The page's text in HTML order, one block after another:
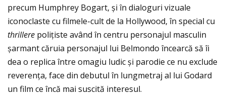
precum Humphrey Bogart, și în dialoguri vizuale
iconoclaste cu filmele-cult de la Hollywood, în special cu
thrillere poliţiste având în centru personajul masculin
șarmant căruia personajul lui Belmondo încearcă să îi
dea o replica între omagiu ludic și parodie ce nu exclude
reverenţa, face din debutul în lungmetraj al lui Godard
un film ce încă mai suscită interesul.